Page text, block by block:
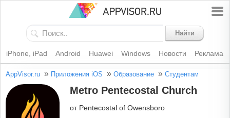
Найти
iPhone, iPad Android Huawei Windows Новости Реклама
AppVisor.ru » Приложения iOS » Образование » Студентам
Metro Pentecostal Church
от Pentecostal of Owensboro